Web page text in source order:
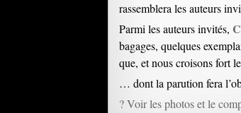
rassemblera les auteurs
Parmi les auteurs invités,
bagages, quelques
que, et nous croisons fort
… dont la parution fera
? Voir les photos et le